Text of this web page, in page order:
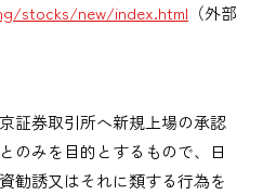
stocks/new/index.html （外部
証券取引所へ新規上場の承認
のみを目的とするもので、日
勧誘又はそれに類する行為を